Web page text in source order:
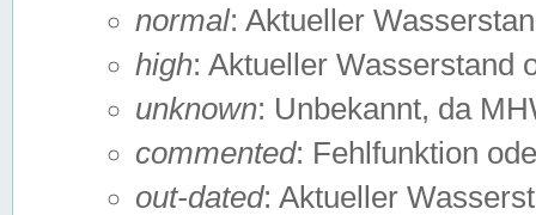
normal: Aktueller
high: Aktueller Wasserstand
unknown: Unbekannt, da
commented: Fehlfunktion
out-dated: Aktueller